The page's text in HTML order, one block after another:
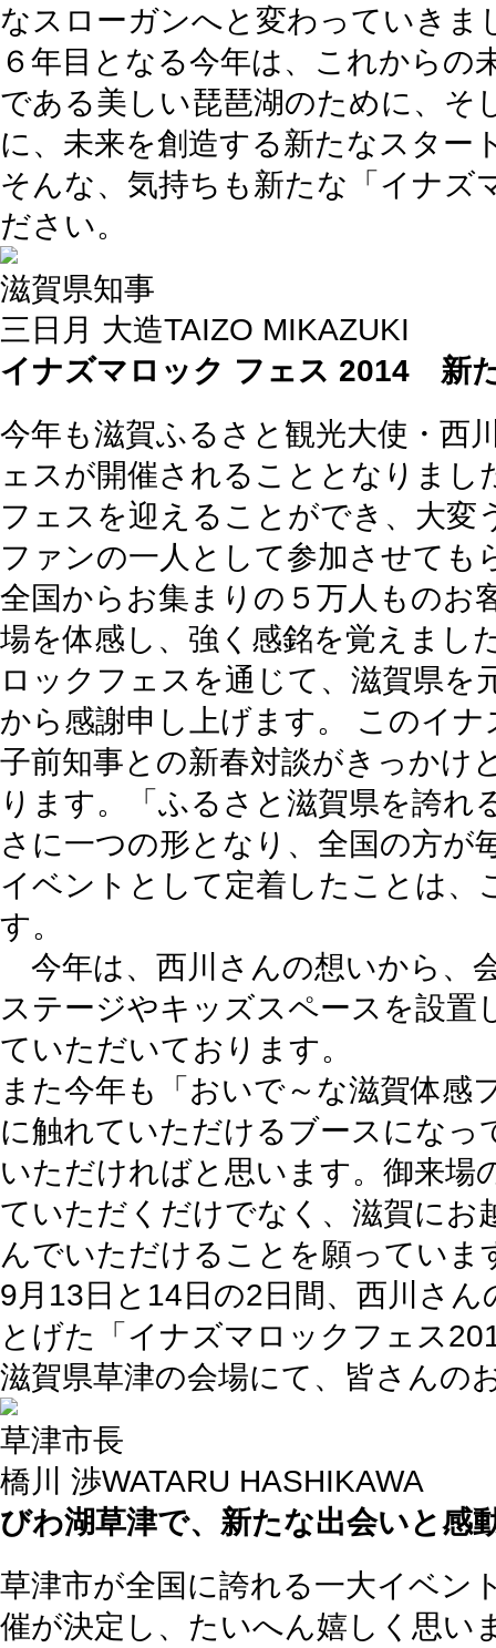
なスローガンへと変わっていきま
６年目となる今年は、これからの
である美しい琵琶湖のために、そ
に、未来を創造する新たなスター
そんな、気持ちも新たな「イナズ
ださい。
滋賀県知事
三日月 大造TAIZO MIKAZUKI
イナズマロック フェス 2014 新
今年も滋賀ふるさと観光大使・西
ェスが開催されることとなりま
フェスを迎えることができ、大
ファンの一人として参加させて
全国からお集まりの５万人ものお
場を体感し、強く感銘を覚えまし
ロックフェスを通じて、滋賀県
から感謝申し上げます。 このイ
子前知事との新春対談がきっかけ
ります。「ふるさと滋賀県を誇
さに一つの形となり、全国の方が
イベントとして定着したことは
す。
今年は、西川さんの想いから、
ステージやキッズスペースを設
ていただいております。
また今年も「おいで～な滋賀体感
に触れていただけるブースにな
いただければと思います。御来場
ていただくだけでなく、滋賀にお
んでいただけることを願っていま
9月13日と14日の2日間、西川さ
とげた「イナズマロックフェス
滋賀県草津の会場にて、皆さんの
草津市長
橋川 渉WATARU HASHIKAWA
びわ湖草津で、新たな出会いと感
草津市が全国に誇れる一大イベン
催が決定し、たいへん嬉しく思い